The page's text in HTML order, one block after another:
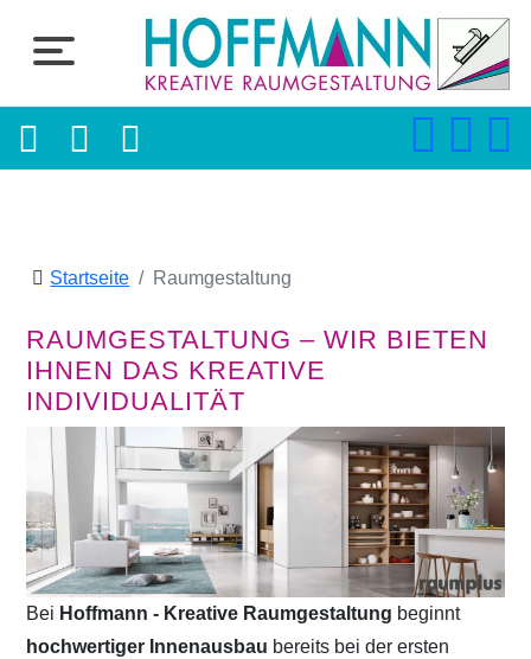
Startseite Raumgestaltung
RAUMGESTALTUNG – WIR BIETEN
IHNEN DAS KREATIVE
INDIVIDUALITÄT
Bei Hoffmann - Kreative Raumgestaltung beginnt
hochwertiger Innenausbau bereits bei der ersten